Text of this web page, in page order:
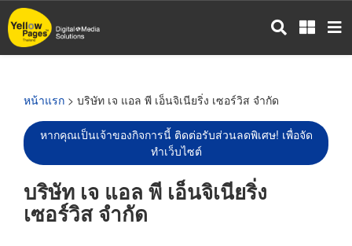
ข้าม
ไป
หน้าแรก > บริษัท เจ แอล พี เอ็นจิเนียริ่ง เซอร์วิส จำกัด
หากคุณเป็นเจ้าของกิจการนี้ ติดต่อรับส่วนลดพิเศษ! เพื่อจัด
ทำเว็บไซต์
บริษัท เจ แอล พี เอ็นจิเนียริ่ง
เซอร์วิส จำกัด